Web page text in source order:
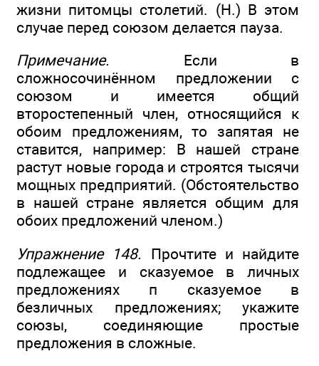
жизни питомцы столетий. (Н.) В этом
случае перед союзом делается пауза.
Примечание. Если в
сложносочинённом предложении с
союзом и имеется общий
второстепенный член, относящийся к
обоим предложениям, то запятая не
ставится, например: В нашей стране
растут новые города и строятся тысячи
мощных предприятий. (Обстоятельство
в нашей стране является общим для
обоих предложений членом.)
Упражнение 148. Прочтите и найдите
подлежащее и сказуемое в личных
предложениях п сказуемое в
безличных предложениях; укажите
союзы, соединяющие простые
предложения в сложные.